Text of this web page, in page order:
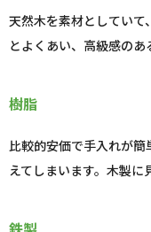
天然木を素材としてい
とよくあい、高級感のあ
樹脂
比較的安価で手入れが
えてしまいます。木製に